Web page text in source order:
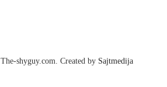
shyguy.com. Created by Sajtmedija